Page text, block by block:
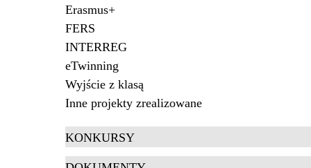
Erasmus+
FERS
INTERREG
eTwinning
Wyjście z klasą
Inne projekty zrealizowane
KONKURSY